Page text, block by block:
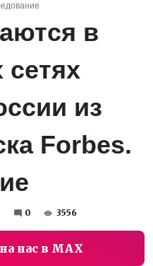
в
из
Forbes.
0 3556
нас в MAX